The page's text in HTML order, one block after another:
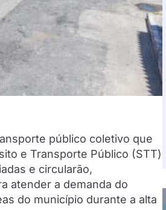
público coletivo que
e Transporte Público (STT)
e circularão,
atender a demanda do
do município durante a alta